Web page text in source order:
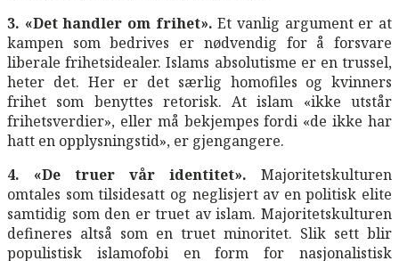
3. «Det handler om frihet». Et vanlig argument er at
kampen som bedrives er nødvendig for å forsvare
liberale frihetsidealer. Islams absolutisme er en trussel,
heter det. Her er det særlig homofiles og kvinners
frihet som benyttes retorisk. At islam «ikke utstår
frihetsverdier», eller må bekjempes fordi «de ikke har
hatt en opplysningstid», er gjengangere.
4. «De truer vår identitet». Majoritetskulturen
omtales som tilsidesatt og neglisjert av en politisk elite
samtidig som den er truet av islam. Majoritetskulturen
defineres altså som en truet minoritet. Slik sett blir
populistisk islamofobi en form for nasjonalistisk